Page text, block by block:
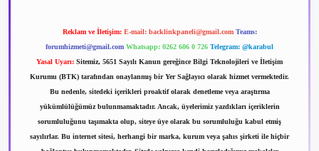
Reklam ve İletişim: E-mail: backlinkpaneli@gmail.com Teams:
forumhizmeti@gmail.com Whatsapp: 0262 606 0 726 Telegram: @karabul
Yasal Uyarı: Sitemiz, 5651 Sayılı Kanun gereğince Bilgi Teknolojileri ve İletişim
Kurumu (BTK) tarafından onaylanmış bir Yer Sağlayıcı olarak hizmet vermektedir.
Bu nedenle, sitedeki içerikleri proaktif olarak denetleme veya araştırma
yükümlülüğümüz bulunmamaktadır. Ancak, üyelerimiz yazdıkları içeriklerin
sorumluluğunu taşımakta olup, siteye üye olarak bu sorumluluğu kabul etmiş
sayılırlar. Bu internet sitesi, herhangi bir marka, kurum veya şahıs şirketi ile hiçbir